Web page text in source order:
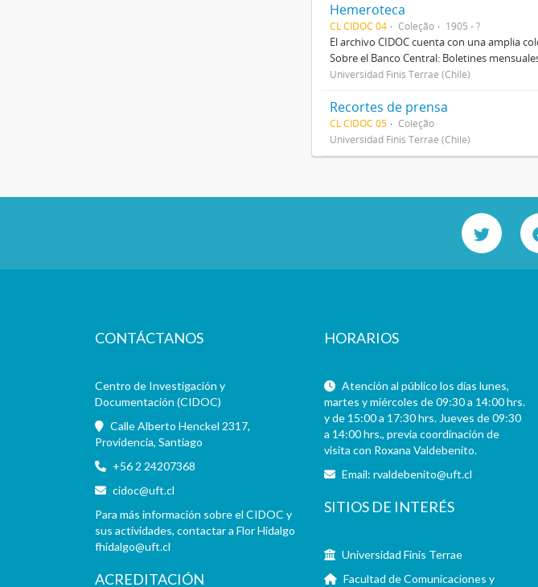
Hemeroteca
CL CIDOC 04 Coleção 1905 - ?
El archivo CIDOC cuenta con una amplia
Sobre el Banco Central: Boletines
Universidad Finis Terrae (Chile)
Recortes de prensa
CL CIDOC 05
Coleção
Universidad Finis Terrae (Chile)
CONTÁCTANOS
Centro de Investigación y
Documentación (CIDOC)
Calle Alberto Henckel 2317,
Providencia, Santiago
+56 2 24207368
cidoc@uft.cl
Para más información sobre el CIDOC y
sus actividades, contactar a Flor Hidalgo
fhidalgo@uft.cl
ACREDITACIÓN
HORARIOS
Atención al público los días lunes,
martes y miércoles de 09:30 a 14:00 hrs.
y de 15:00 a 17:30 hrs. Jueves de 09:30
a 14:00 hrs., previa coordinación de
visita con Roxana Valdebenito.
Email:rvaldebenito@uft.cl
SITIOS DE INTERÉS
Universidad Finis Terrae
Facultad de Comunicaciones y